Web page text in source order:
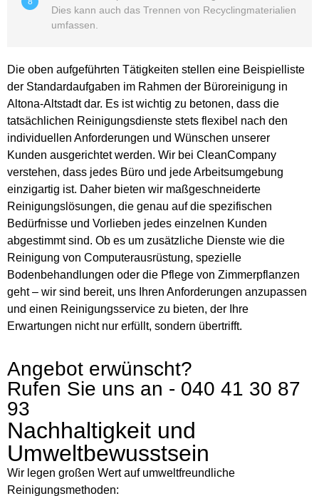
Dies kann auch das Trennen von Recyclingmaterialien
umfassen.
Die oben aufgeführten Tätigkeiten stellen eine Beispielliste
der Standardaufgaben im Rahmen der Büroreinigung in
Altona-Altstadt dar. Es ist wichtig zu betonen, dass die
tatsächlichen Reinigungsdienste stets flexibel nach den
individuellen Anforderungen und Wünschen unserer
Kunden ausgerichtet werden. Wir bei CleanCompany
verstehen, dass jedes Büro und jede Arbeitsumgebung
einzigartig ist. Daher bieten wir maßgeschneiderte
Reinigungslösungen, die genau auf die spezifischen
Bedürfnisse und Vorlieben jedes einzelnen Kunden
abgestimmt sind. Ob es um zusätzliche Dienste wie die
Reinigung von Computerausrüstung, spezielle
Bodenbehandlungen oder die Pflege von Zimmerpflanzen
geht – wir sind bereit, uns Ihren Anforderungen anzupassen
und einen Reinigungsservice zu bieten, der Ihre
Erwartungen nicht nur erfüllt, sondern übertrifft.
Angebot erwünscht?
Rufen Sie uns an - 040 41 30 87
93
Nachhaltigkeit und
Umweltbewusstsein
Wir legen großen Wert auf umweltfreundliche
Reinigungsmethoden: